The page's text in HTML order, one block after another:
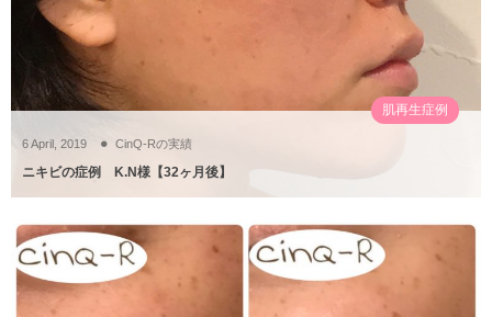
肌再生症例
6April 2019 CinQ-Rの実績
ニキビの症例 K.N様【32ヶ月後】